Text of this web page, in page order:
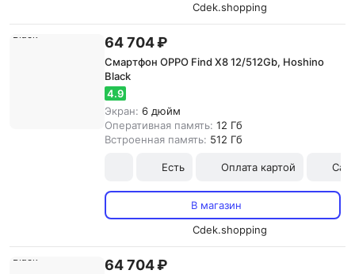
Cdek.shopping
64 704 ₽
Смартфон OPPO Find X8 12/512Gb, Hoshino
Black
4.9
Экран: 6 дюйм
Оперативная память: 12 Гб
Встроенная память: 512 Гб
Есть Оплата картой
В магазин
Cdek.shopping
64 704 ₽